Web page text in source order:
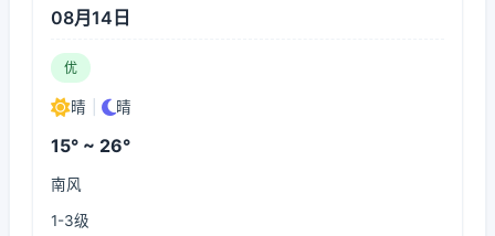
08月14日
优
晴 晴
15° ~ 26°
南风
1-3级